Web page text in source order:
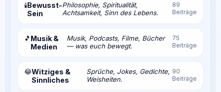
🕯️Bewusst-
Sein
Philosophie, Spiritualität,
Achtsamkeit, Sinn des Lebens.
89
Beiträge
🎵 Musik &
Medien
Musik, Podcasts, Filme, Bücher
— was euch bewegt.
75
Beiträge
😂Witziges &
Sinnliches
Sprüche, Jokes, Gedichte,
Weisheiten.
90
Beiträge